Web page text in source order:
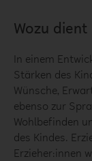
Wozu
In einem
Stärken des
Wünsche,
ebenso zur
Wohlbefinden
des Kindes.
Erzieher:innen